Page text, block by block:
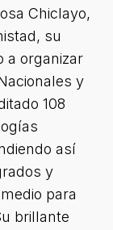
Chiclayo,
su
a organizar
y
108
así
y
para
brillante